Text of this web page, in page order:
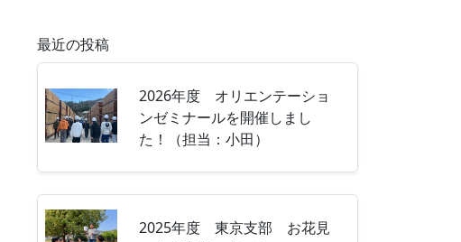
最近の投稿
2026年度 オリエンテーショ
ンゼミナールを開催しまし
た！（担当：小田）
2025年度 東京支部 お花見